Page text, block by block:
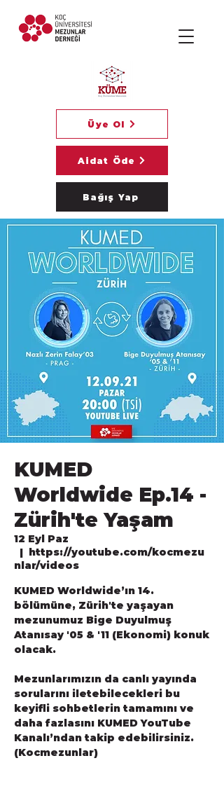
Üye Ol
Aidat Öde
Bağış Yap
KUMED
Worldwide Ep.14 -
Zürih'te Yaşam
12 Eyl Paz
  |
https://youtube.com/kocmezu
nlar/videos
KUMED Worldwide’ın 14.
bölümüne, Zürih'te yaşayan
mezunumuz Bige Duyulmuş
Atanısay '05 & '11 (Ekonomi) konuk
olacak.
Mezunlarımızın da canlı yayında
sorularını iletebilecekleri bu
keyifli sohbetlerin tamamını ve
daha fazlasını KUMED YouTube
Kanalı’ndan takip edebilirsiniz.
(Kocmezunlar)